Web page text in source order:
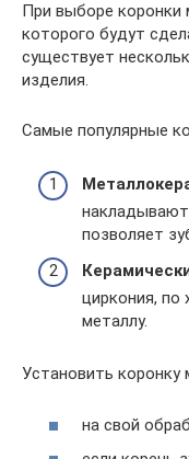
При выборе коронки
которого будут
существует
изделия.
Самые популярные
накладывают
позволяет
циркония, по
металлу.
Установить коронку
на свой